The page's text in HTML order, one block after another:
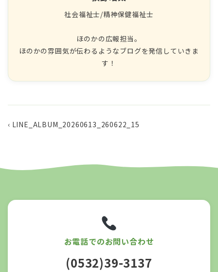
社会福祉士/精神保健福祉士
ほのかの広報担当。
ほのかの雰囲気が伝わるようなブログを発信していきま
す！
‹ LINE_ALBUM_20260613_260622_15
お電話でのお問い合わせ
(0532)39-3137